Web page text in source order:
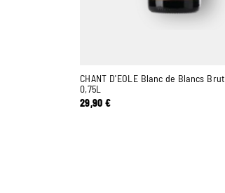
CHANT D'EOLE Blanc de Blancs Brut
0,75L
29,90€